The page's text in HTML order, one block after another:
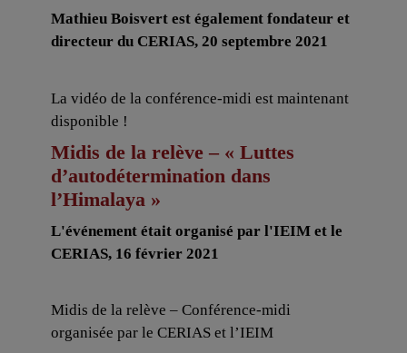
Mathieu Boisvert est également fondateur et
directeur du CERIAS, 20 septembre 2021
La vidéo de la conférence-midi est maintenant
disponible !
Midis de la relève – « Luttes
d’autodétermination dans
l’Himalaya »
L'événement était organisé par l'IEIM et le
CERIAS, 16 février 2021
Midis de la relève – Conférence-midi
organisée par le CERIAS et l’IEIM